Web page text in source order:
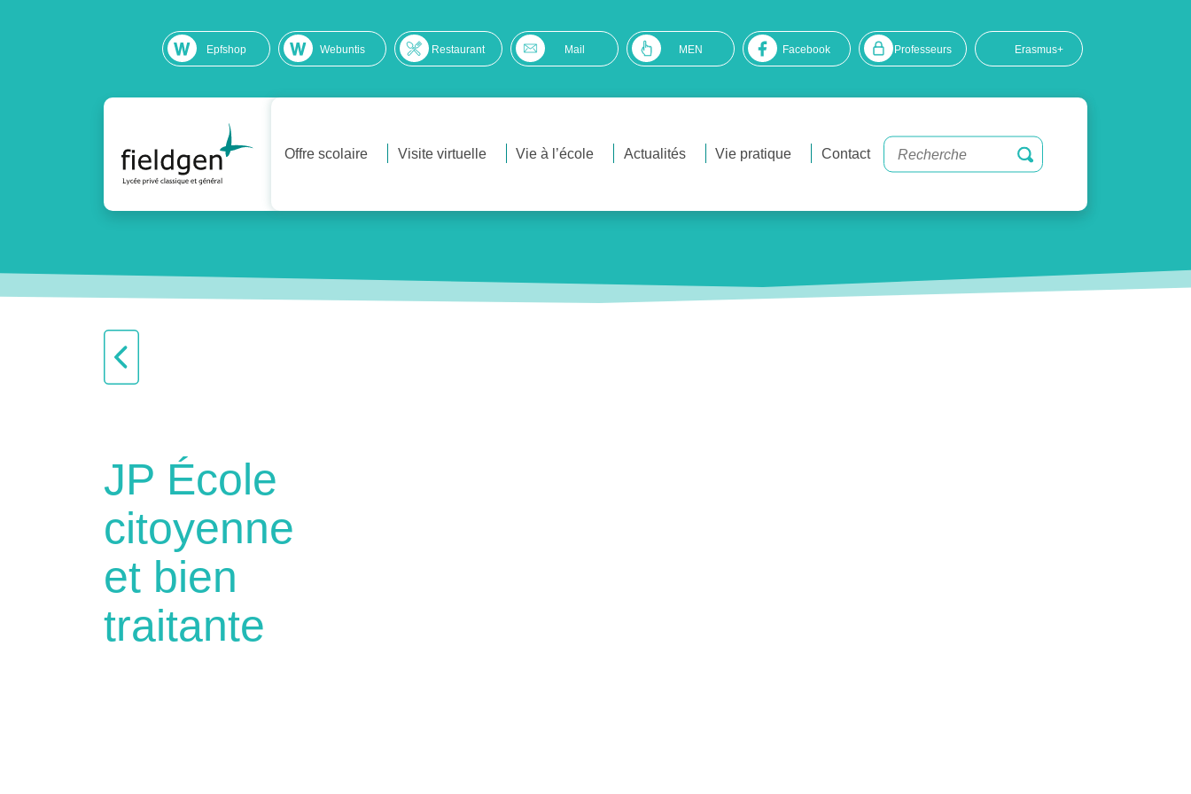
Epfshop Webuntis Restaurant Mail MEN Facebook Professeurs Erasmus+
Offre scolaire Visite virtuelle Vie à l’école Actualités Vie pratique Contact
JP École
citoyenne
et bien
traitante